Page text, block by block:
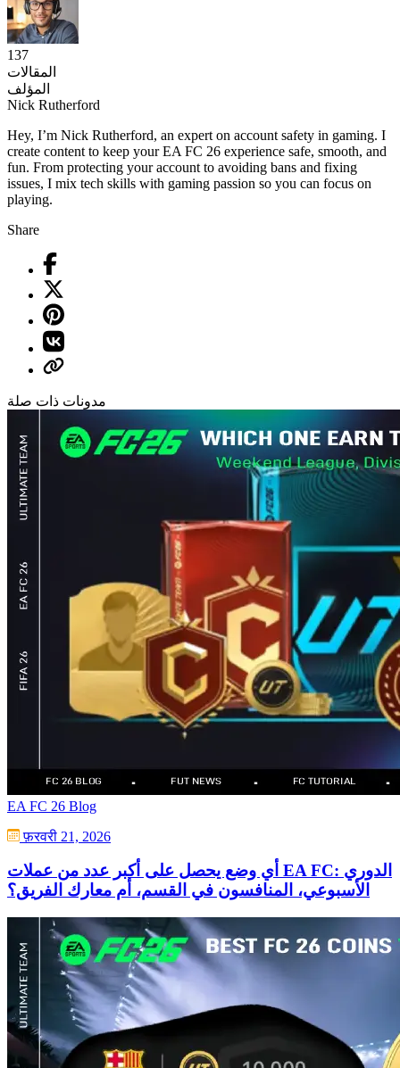
137
المقالات
المؤلف
Nick Rutherford
Hey, I’m Nick Rutherford, an expert on account safety in gaming. I
create content to keep your EA FC 26 experience safe, smooth, and
fun. From protecting your account to avoiding bans and fixing
issues, I mix tech skills with gaming passion so you can focus on
playing.
Share
مدونات ذات صلة
EA FC 26 Blog
फ़रवरी 21, 2026
أي وضع يحصل على أكبر عدد من عملات EA FC: الدوري
الأسبوعي، المنافسون في القسم، أم معارك الفريق؟